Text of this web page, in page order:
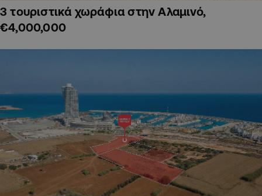
3 τουριστικά χωράφια στην Αλαμινό,
€4,000,000